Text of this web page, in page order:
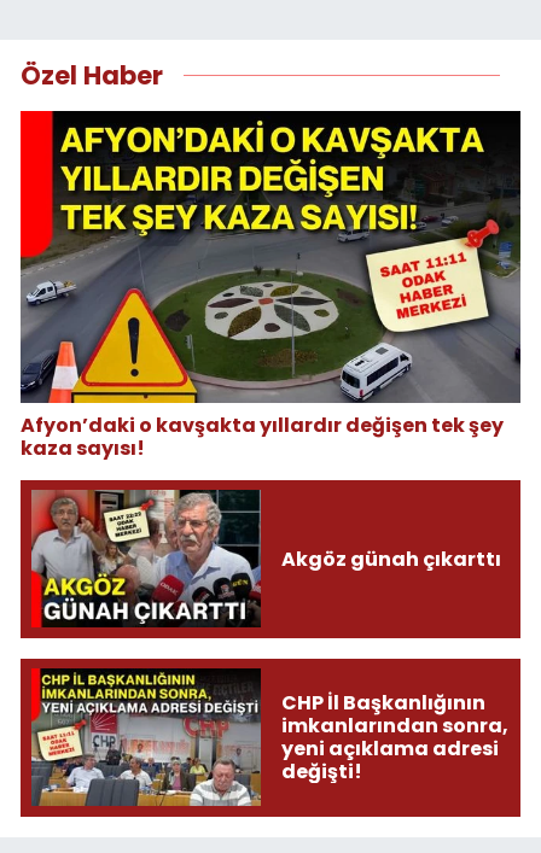
Özel Haber
Afyon’daki o kavşakta yıllardır değişen tek şey
kaza sayısı!
Akgöz günah çıkarttı
CHP İl Başkanlığının
imkanlarından sonra,
yeni açıklama adresi
değişti!